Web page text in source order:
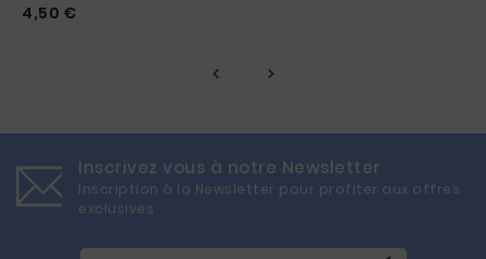
4,50 €
Inscrivez vous à notre Newsletter
Inscription à la Newsletter pour profiter aux offres
exclusives